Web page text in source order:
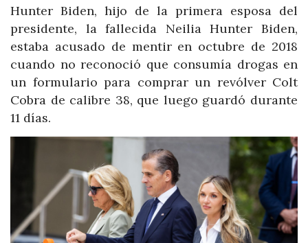
Hunter Biden, hijo de la primera esposa del
presidente, la fallecida Neilia Hunter Biden,
estaba acusado de mentir en octubre de 2018
cuando no reconoció que consumía drogas en
un formulario para comprar un revólver Colt
Cobra de calibre 38, que luego guardó durante
11 días.